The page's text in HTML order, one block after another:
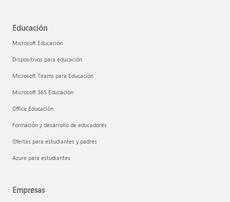
Educación
Microsoft Educación
Dispositivos para educación
Microsoft Teams para Educación
Microsoft 365 Educación
Office Educación
Formación y desarrollo de educadores
Ofertas para estudiantes y padres
Azure para estudiantes
Empresas